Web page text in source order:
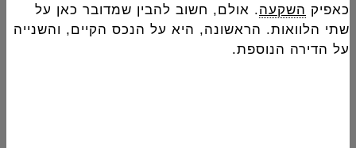
כאפיק השקעה. אולם, חשוב להבין שמדובר כאן על
שתי הלוואות. הראשונה, היא על הנכס הקיים, והשנייה
על הדירה הנוספת.